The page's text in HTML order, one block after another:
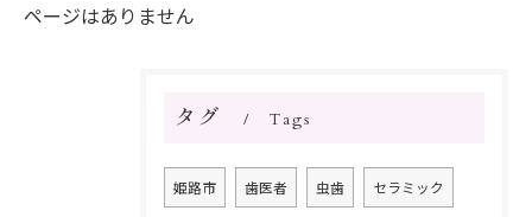
ページはありません
タグ Tags
姫路市 歯医者 虫歯 セラミック